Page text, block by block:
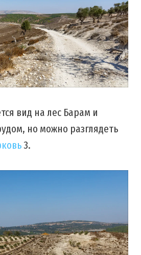
вид на лес Барам и
но можно разглядеть
3.